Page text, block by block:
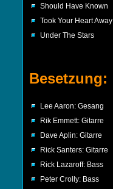
Should Have Known
Took Your Heart Away
Under The Stars
Besetzung:
Lee Aaron: Gesang
Rik Emmett: Gitarre
Dave Aplin: Gitarre
Rick Santers: Gitarre
Rick Lazaroff: Bass
Peter Crolly: Bass